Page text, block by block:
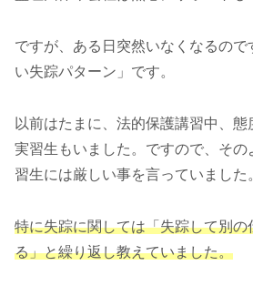
ですが、ある日突然いなくなるの
い失踪パターン」です。
以前はたまに、法的保護講習中、
実習生もいました。ですので、その
習生には厳しい事を言っていました
特に失踪に関しては「失踪して別の
る」と繰り返し教えていました。